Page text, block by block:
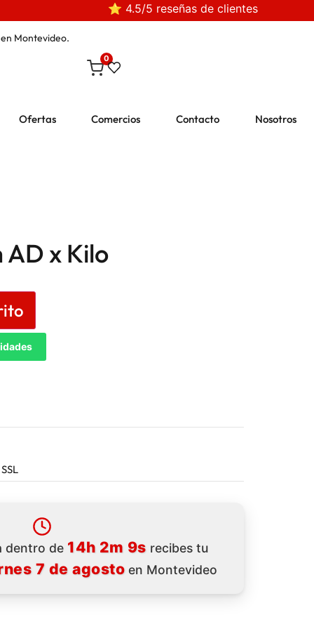
⭐ 4.5/5 reseñas de clientes
Montevideo.
0
Ofertas Comercios Contacto Nosotros
AD x Kilo
dentro de14h 2m 7srecibes tu
7 de agosto en Montevideo